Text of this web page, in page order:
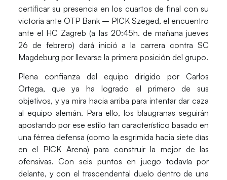
certificar su presencia en los cuartos de final con su
victoria ante OTP Bank – PICK Szeged, el encuentro
ante el HC Zagreb (a las 20:45h. de mañana jueves
26 de febrero) dará inició a la carrera contraSC
Magdeburg por llevarse la primera posición del grupo.
Plena confianza del equipo dirigido porCarlos
Ortega, que ya ha logrado el primero de sus
objetivos, y ya mira hacia arriba para intentar dar caza
al equipo alemán. Para ello, los blaugranas seguirán
apostando por ese estilo tan característico basado en
una férrea defensa (como la esgrimida hacia siete días
en el PICK Arena) para construir la mejor de las
ofensivas. Con seis puntos en juego todavía por
delante, y con el trascendental duelo dentro de una